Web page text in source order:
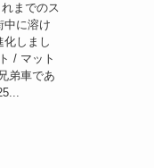
までのス
中に溶け
化しまし
/ マット
弟車であ